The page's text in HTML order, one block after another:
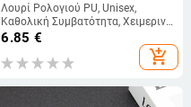
Λουρί Ρολογιού PU, Unisex,
Καθολική Συμβατότητα, Χειμερινή
Συλλογή 2024
6.85 €
add_shopping_cart